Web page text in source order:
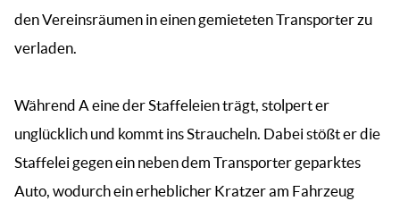
den Vereinsräumen in einen gemieteten Transporter zu
verladen.
Während A eine der Staffeleien trägt, stolpert er
unglücklich und kommt ins Straucheln. Dabei stößt er die
Staffelei gegen ein neben dem Transporter geparktes
Auto, wodurch ein erheblicher Kratzer am Fahrzeug